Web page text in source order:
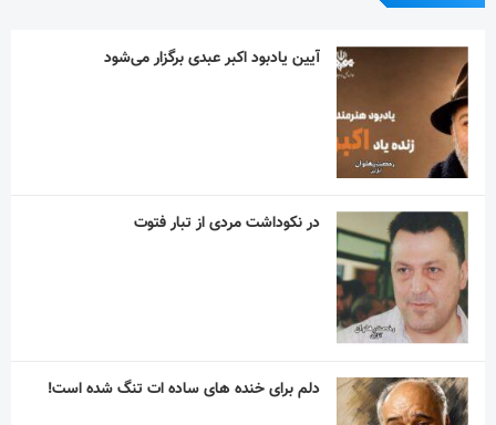
آیین یادبود اکبر عبدی برگزار می‌شود
در نکوداشت مردی از تبار فتوت
دلم برای خنده های ساده ات تنگ شده است!